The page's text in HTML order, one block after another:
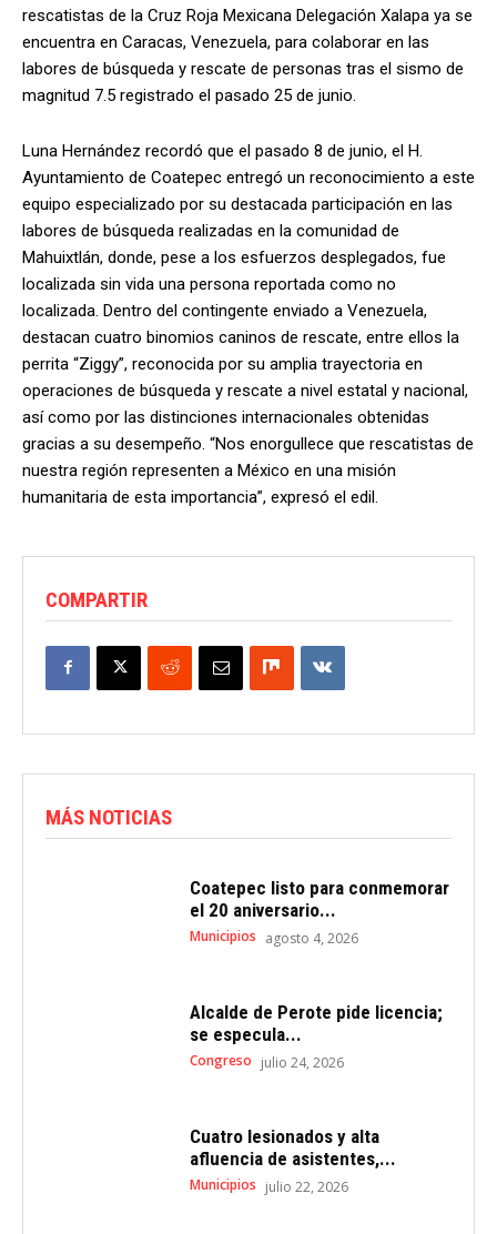
rescatistas de la Cruz Roja Mexicana Delegación Xalapa ya se
encuentra en Caracas, Venezuela, para colaborar en las
labores de búsqueda y rescate de personas tras el sismo de
magnitud 7.5 registrado el pasado 25 de junio.
Luna Hernández recordó que el pasado 8 de junio, el H.
Ayuntamiento de Coatepec entregó un reconocimiento a este
equipo especializado por su destacada participación en las
labores de búsqueda realizadas en la comunidad de
Mahuixtlán, donde, pese a los esfuerzos desplegados, fue
localizada sin vida una persona reportada como no
localizada. Dentro del contingente enviado a Venezuela,
destacan cuatro binomios caninos de rescate, entre ellos la
perrita “Ziggy”, reconocida por su amplia trayectoria en
operaciones de búsqueda y rescate a nivel estatal y nacional,
así como por las distinciones internacionales obtenidas
gracias a su desempeño. “Nos enorgullece que rescatistas de
nuestra región representen a México en una misión
humanitaria de esta importancia”, expresó el edil.
COMPARTIR
MÁS NOTICIAS
Coatepec listo para conmemorar
el 20 aniversario...
Municipios agosto 4, 2026
Alcalde de Perote pide licencia;
se especula...
Congreso julio 24, 2026
Cuatro lesionados y alta
afluencia de asistentes,...
Municipios julio 22, 2026